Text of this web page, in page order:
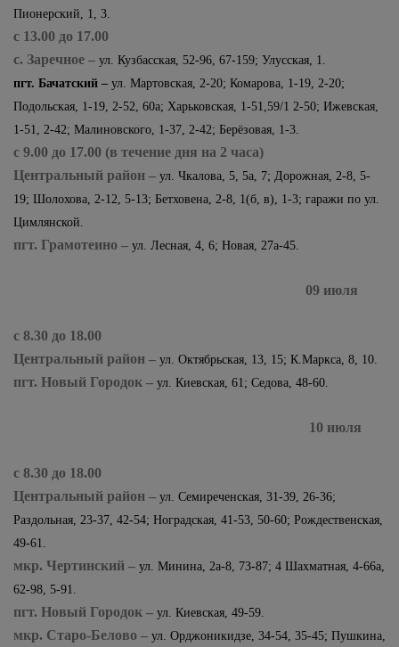
Пионерский, 1, 3.
с 13.00 до 17.00
с. Заречное – ул. Кузбасская, 52-96, 67-159; Улусская, 1.
пгт. Бачатский – ул. Мартовская, 2-20; Комарова, 1-19, 2-20;
Подольская, 1-19, 2-52, 60а; Харьковская, 1-51,59/1 2-50; Ижевская,
1-51, 2-42; Малиновского, 1-37, 2-42; Берёзовая, 1-3.
с 9.00 до 17.00 (в течение дня на 2 часа)
Центральный район – ул. Чкалова, 5, 5а, 7; Дорожная, 2-8, 5-
19; Шолохова, 2-12, 5-13; Бетховена, 2-8, 1(б, в), 1-3; гаражи по ул.
Цимлянской.
пгт. Грамотеино – ул. Лесная, 4, 6; Новая, 27а-45.
09 июля
с 8.30 до 18.00
Центральный район – ул. Октябрьская, 13, 15; К.Маркса, 8, 10.
пгт. Новый Городок – ул. Киевская, 61; Седова, 48-60.
10 июля
с 8.30 до 18.00
Центральный район – ул. Семиреченская, 31-39, 26-36;
Раздольная, 23-37, 42-54; Ноградская, 41-53, 50-60; Рождественская,
49-61.
мкр. Чертинский – ул. Минина, 2а-8, 73-87; 4 Шахматная, 4-66а,
62-98, 5-91.
пгт. Новый Городок – ул. Киевская, 49-59.
мкр. Старо-Белово – ул. Орджоникидзе, 34-54, 35-45; Пушкина,